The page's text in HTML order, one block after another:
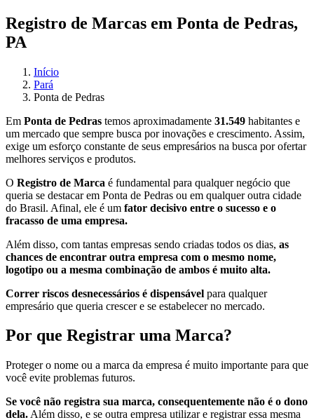
Registro de Marcas em Ponta de Pedras,
PA
Início
Pará
Ponta de Pedras
Em Ponta de Pedras temos aproximadamente 31.549 habitantes e
um mercado que sempre busca por inovações e crescimento. Assim,
exige um esforço constante de seus empresários na busca por ofertar
melhores serviços e produtos.
O Registro de Marca é fundamental para qualquer negócio que
queria se destacar em Ponta de Pedras ou em qualquer outra cidade
do Brasil. Afinal, ele é um fator decisivo entre o sucesso e o
fracasso de uma empresa.
Além disso, com tantas empresas sendo criadas todos os dias, as
chances de encontrar outra empresa com o mesmo nome,
logotipo ou a mesma combinação de ambos é muito alta.
Correr riscos desnecessários é dispensável para qualquer
empresário que queria crescer e se estabelecer no mercado.
Por que Registrar uma Marca?
Proteger o nome ou a marca da empresa é muito importante para que
você evite problemas futuros.
Se você não registra sua marca, consequentemente não é o dono
dela. Além disso, e se outra empresa utilizar e registrar essa mesma